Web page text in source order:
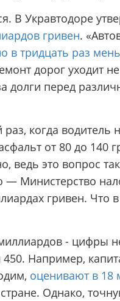
В Укравтодоре
гривен.
в тридцать раз
дорог уходит
долги перед
когда водитель
от 80 до 140
ведь это вопрос
— Министерство
гривен.
- цифры
Например,
оценивают в 18
Однако,